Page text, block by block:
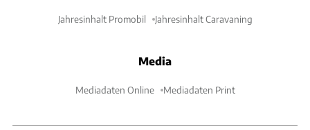
Jahresinhalt Promobil Jahresinhalt Caravaning
Media
Mediadaten Online Mediadaten Print